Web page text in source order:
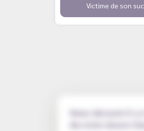
Victime de son
Venez découvrir À